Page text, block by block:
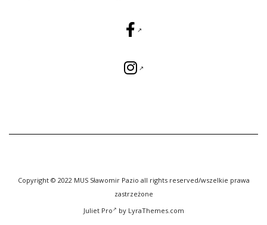
Copyright © 2022 MUS Sławomir Pazio all rights reserved/wszelkie prawa
zastrzeżone
Juliet Pro
by LyraThemes.com